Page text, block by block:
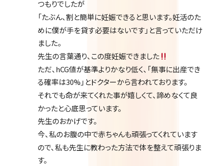
つもりでしたが
「たぶん、割と簡単に妊娠できると思います。妊活のた
めに僕が手を貸す必要はないです」と言っていただけ
ました。
先生の言葉通り、この度妊娠できました
ただ、hCG値が基準よりかなり低く、「無事に出産でき
る確率は30%」とドクターから言われております。
それでも命が来てくれた事が嬉しくて、諦めなくて良
かったと心底思っています。
先生のおかげです。
今、私のお腹の中で赤ちゃんも頑張ってくれています
ので、私も先生に教わった方法で体を整えて頑張りま
す。